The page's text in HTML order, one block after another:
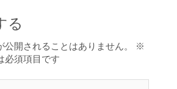
る
公開されることはありません。
※
必須項目です